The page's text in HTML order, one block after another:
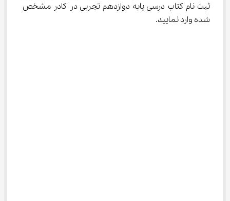
ثبت نام کتاب درسی پایه دوازدهم تجربی در کادر مشخص
شده وارد نمایید.